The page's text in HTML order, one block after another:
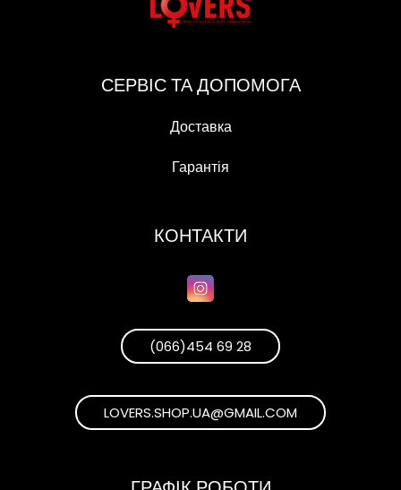
СЕРВІС ТА ДОПОМОГА
Доставка
Гарантія
КОНТАКТИ
(066)454 69 28
LOVERS.SHOP.UA@GMAIL.COM